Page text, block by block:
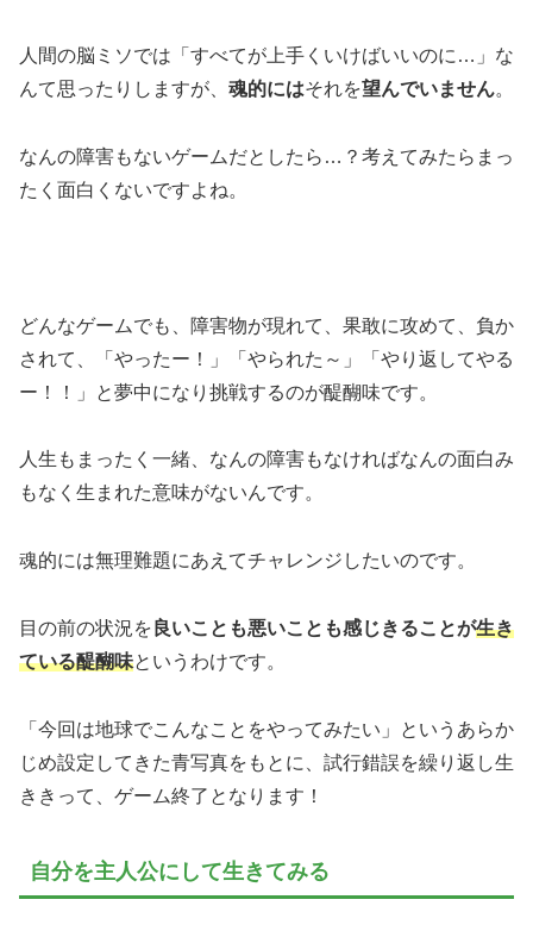
人間の脳ミソでは「すべてが上手くいけばいいのに…」な
んて思ったりしますが、 魂的にはそれを望んでいません。
なんの障害もないゲームだとしたら…？考えてみたらまっ
たく面白くないですよね。
どんなゲームでも、障害物が現れて、果敢に攻めて、負か
されて、「やったー！」「やられた～」「やり返してやる
ー！！」と夢中になり挑戦するのが醍醐味です。
人生もまったく一緒、なんの障害もなければなんの面白み
もなく生まれた意味がないんです。
魂的には無理難題にあえてチャレンジしたいのです。
目の前の状況を 良いことも悪いことも感じきることが生き
ている醍醐味というわけです。
「今回は地球でこんなことをやってみたい」というあらか
じめ設定してきた青写真をもとに、試行錯誤を繰り返し生
ききって、ゲーム終了となります！
自分を主人公にして生きてみる